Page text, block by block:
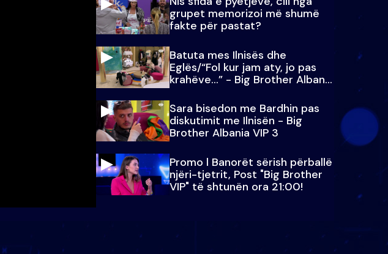
grupet memorizoi më shumë
fakte për pastat?
Batuta mes Ilnisës dhe
Eglës/“Fol kur jam aty, jo pas
krahëve…” - Big Brother Albania
VIP 3
Sara bisedon me Bardhin pas
diskutimit me Ilnisën - Big
Brother Albania VIP 3
Promo l Banorët sërish përballë
njëri-tjetrit, Post "Big Brother
VIP" të shtunën ora 21:00!